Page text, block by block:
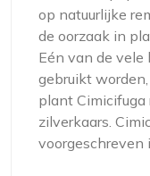
op natuurlijke
de oorzaak in
Eén van de
gebruikt
plant Cimicifuga
zilverkaars.
voorgeschreven